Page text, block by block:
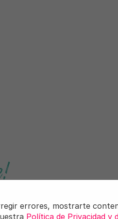
de la Carne
errores, mostrarte
Política de Privacidad y